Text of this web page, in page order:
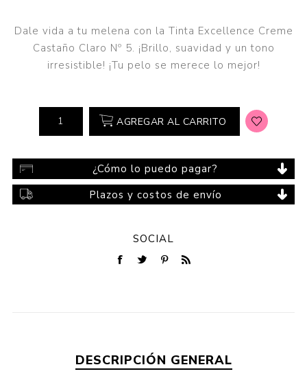
Dale vida a tu melena con la Tinta Excellence Creme
Castaño Claro Nº 5. ¡Brillo, suavidad y un tono
irresistible! ¡Tu pelo se merece lo mejor!
AGREGAR AL CARRITO
¿Cómo lo puedo pagar?
Plazos y costos de envío
SOCIAL
DESCRIPCIÓN GENERAL